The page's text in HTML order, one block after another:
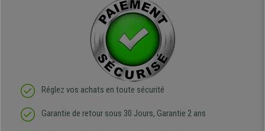
Réglez vos achats en toute sécurité
Garantie de retour sous 30 Jours, Garantie 2 ans